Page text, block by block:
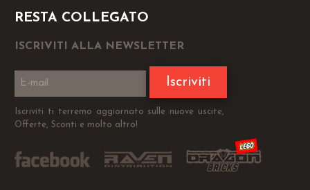
RESTA COLLEGATO
ISCRIVITI ALLA NEWSLETTER
Iscriviti
Iscriviti ti terremo aggiornato sulle nuove uscite,
Offerte, Sconti e molto altro!